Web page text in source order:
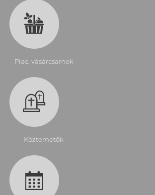
Piac, vásárcsarnok
Köztemetők